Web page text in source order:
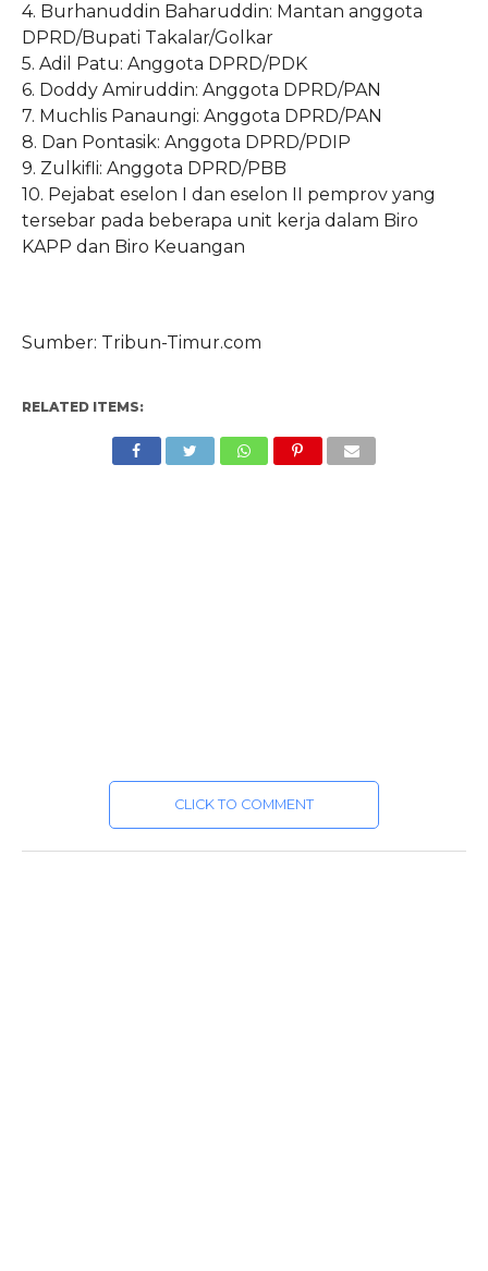
4. Burhanuddin Baharuddin: Mantan anggota
DPRD/Bupati Takalar/Golkar
5. Adil Patu: Anggota DPRD/PDK
6. Doddy Amiruddin: Anggota DPRD/PAN
7. Muchlis Panaungi: Anggota DPRD/PAN
8. Dan Pontasik: Anggota DPRD/PDIP
9. Zulkifli: Anggota DPRD/PBB
10. Pejabat eselon I dan eselon II pemprov yang
tersebar pada beberapa unit kerja dalam Biro
KAPP dan Biro Keuangan
Sumber: Tribun-Timur.com
RELATED ITEMS:
CLICK TO COMMENT